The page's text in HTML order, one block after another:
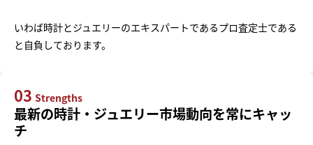
いわば時計とジュエリーのエキスパートであるプロ査定士である
と自負しております。
03 Strengths
最新の時計・ジュエリー市場動向を常にキャッ
チ